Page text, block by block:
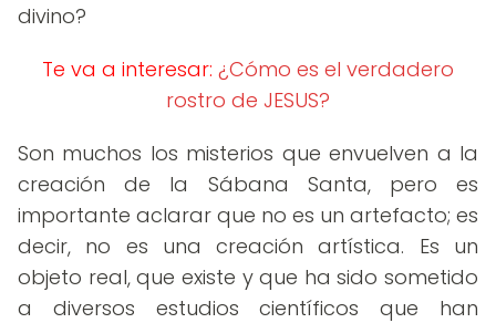
divino?
Te va a interesar: ¿Cómo es el verdadero
rostro de JESUS?
Son muchos los misterios que envuelven a la
creación de la Sábana Santa, pero es
importante aclarar que no es un artefacto; es
decir, no es una creación artística. Es un
objeto real, que existe y que ha sido sometido
a diversos estudios científicos que han